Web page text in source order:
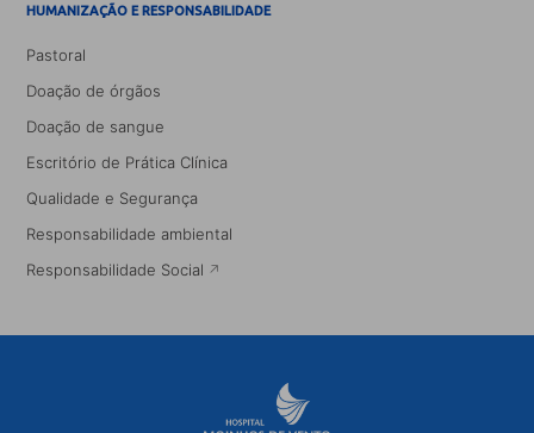
HUMANIZAÇÃO E RESPONSABILIDADE
Pastoral
Doação de órgãos
Doação de sangue
Escritório de Prática Clínica
Qualidade e Segurança
Responsabilidade ambiental
Responsabilidade Social